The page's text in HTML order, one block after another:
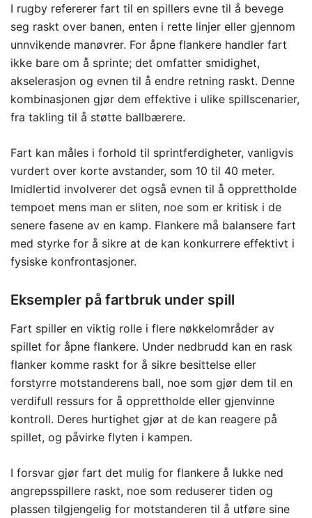
I rugby refererer fart til en spillers evne til å bevege
seg raskt over banen, enten i rette linjer eller gjennom
unnvikende manøvrer. For åpne flankere handler fart
ikke bare om å sprinte; det omfatter smidighet,
akselerasjon og evnen til å endre retning raskt. Denne
kombinasjonen gjør dem effektive i ulike spillscenarier,
fra takling til å støtte ballbærere.
Fart kan måles i forhold til sprintferdigheter, vanligvis
vurdert over korte avstander, som 10 til 40 meter.
Imidlertid involverer det også evnen til å opprettholde
tempoet mens man er sliten, noe som er kritisk i de
senere fasene av en kamp. Flankere må balansere fart
med styrke for å sikre at de kan konkurrere effektivt i
fysiske konfrontasjoner.
Eksempler på fartbruk under spill
Fart spiller en viktig rolle i flere nøkkelområder av
spillet for åpne flankere. Under nedbrudd kan en rask
flanker komme raskt for å sikre besittelse eller
forstyrre motstanderens ball, noe som gjør dem til en
verdifull ressurs for å opprettholde eller gjenvinne
kontroll. Deres hurtighet gjør at de kan reagere på
spillet, og påvirke flyten i kampen.
I forsvar gjør fart det mulig for flankere å lukke ned
angrepsspillere raskt, noe som reduserer tiden og
plassen tilgjengelig for motstanderen til å utføre sine